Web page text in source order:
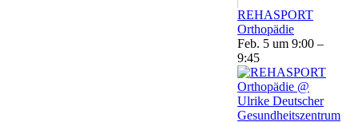
REHASPORT
Orthopädie
Feb. 5 um 9:00 –
9:45